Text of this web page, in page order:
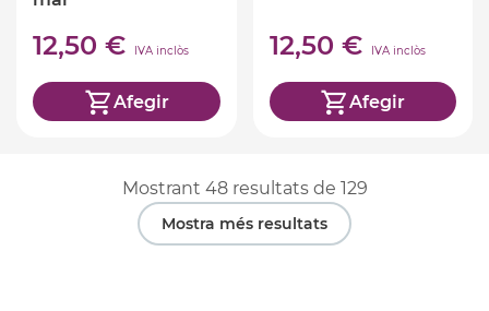
12,50 € IVA inclòs
Afegir
12,50 € IVA inclòs
Afegir
Mostrant 48resultats de 129
Mostra més resultats